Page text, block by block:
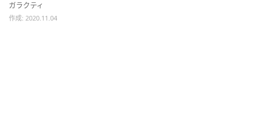
ガラクティ
作成: 2020.11.04